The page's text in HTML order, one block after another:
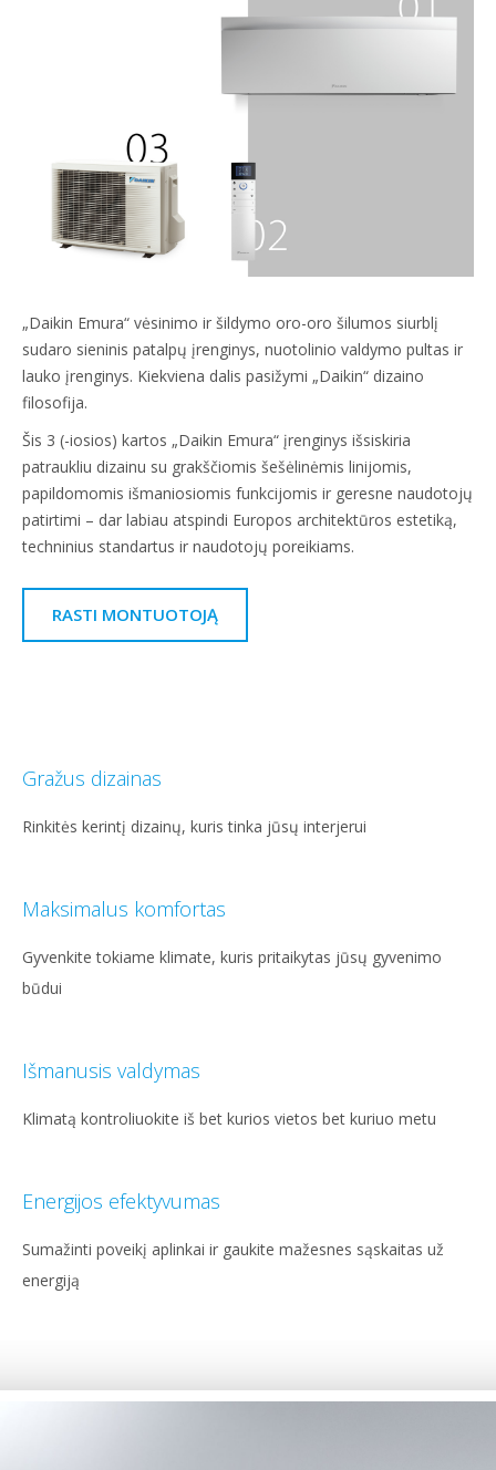
„Daikin Emura“ vėsinimo ir šildymo oro-oro šilumos siurblį
sudaro sieninis patalpų įrenginys, nuotolinio valdymo pultas ir
lauko įrenginys. Kiekviena dalis pasižymi „Daikin“ dizaino
filosofija.
Šis 3 (-iosios) kartos „Daikin Emura“ įrenginys išsiskiria
patraukliu dizainu su grakščiomis šešėlinėmis linijomis,
papildomomis išmaniosiomis funkcijomis ir geresne naudotojų
patirtimi – dar labiau atspindi Europos architektūros estetiką,
techninius standartus ir naudotojų poreikiams.
RASTI MONTUOTOJĄ
Gražus dizainas
Rinkitės kerintį dizainų, kuris tinka jūsų interjerui
Maksimalus komfortas
Gyvenkite tokiame klimate, kuris pritaikytas jūsų gyvenimo
būdui
Išmanusis valdymas
Klimatą kontroliuokite iš bet kurios vietos bet kuriuo metu
Energijos efektyvumas
Sumažinti poveikį aplinkai ir gaukite mažesnes sąskaitas už
energiją